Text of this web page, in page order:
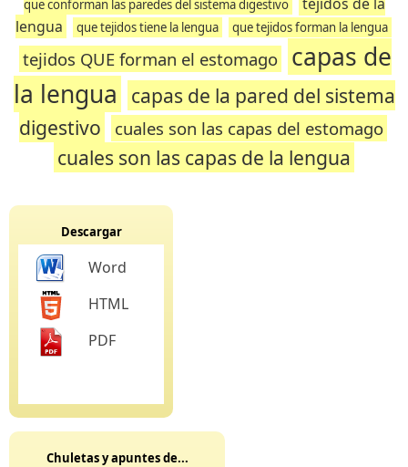
que conforman las paredes del sistema digestivo
lengua
que tejidos tiene la lengua que tejidos forman la lengua
tejidos QUE forman el estomago
capas de
la lengua
capas de la pared del sistema
digestivo
cuales son las capas del estomago
cuales son las capas de la lengua
Descargar
Word
HTML
PDF
Chuletas y apuntes de...